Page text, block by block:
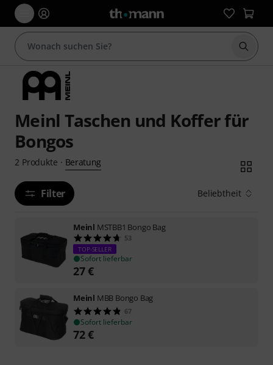
Suche
Meinl Taschen und Koffer für
Bongos
2 Produkte · Beratung
Filter Beliebtheit
Meinl MSTBB1 Bongo Bag
53
TOP-SELLER
Sofort lieferbar
27€
Meinl MBB Bongo Bag
67
Sofort lieferbar
72€